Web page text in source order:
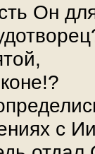
Он
с